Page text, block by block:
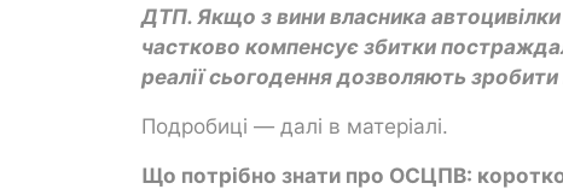
ДТП. Якщо з вини власника
частково компенсує збитки
реалії сьогодення дозволяють
Подробиці — далі в матеріалі.
Що потрібно знати про ОСЦПВ: